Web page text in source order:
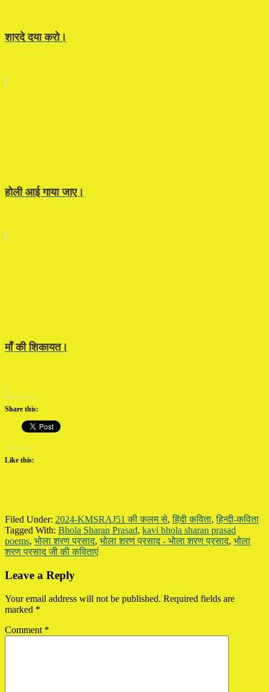
शारदे दया करो।
होली आई गाया जाए।
माँ की शिकायत।
Share this:
Like this:
Filed Under: 2024-KMSRAJ51 की कलम से,हिंदी कविता,हिन्दी-कविता
Tagged With: Bhola Sharan Prasad, kavi bhola sharan prasad
poems, भोला शरण प्रसाद, भोला शरण प्रसाद - भोला शरण प्रसाद, भोला
शरण प्रसाद जी की कविताएं
Reader
Leave a Reply
Your email address will not be published. Required fields are
marked *
Comment *